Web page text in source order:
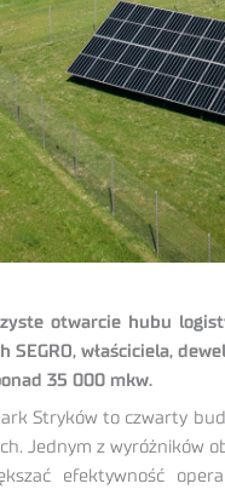
otwarcie hubu
SEGRO, właściciela,
35 000 mkw.
Stryków to czwarty
Jednym z wyróżników
efektywność